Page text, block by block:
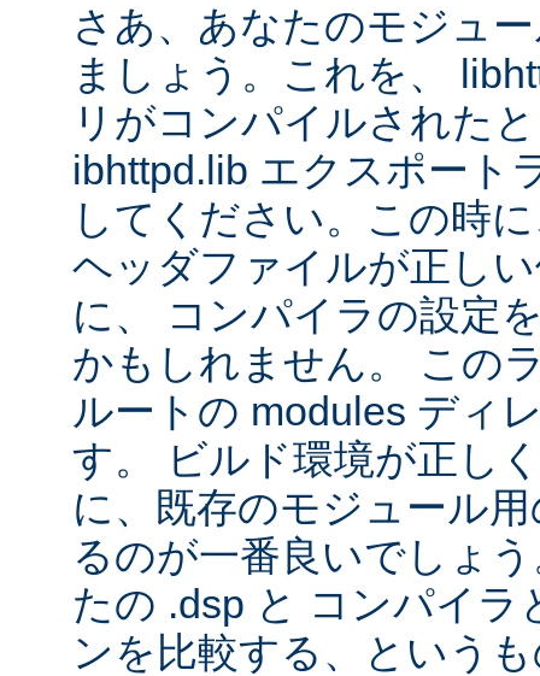
さあ、あなたのモジュ
ましょう。これを、
リがコンパイルされた
ibhttpd.lib エクスポート
してください。この時
ヘッダファイルが正し
に、 コンパイラの設定
かもしれません。 この
ルートの modules ディ
す。 ビルド環境が正し
に、既存のモジュール
るのが一番良いでしょ
たの .dsp と コンパイ
ンを比較する、という